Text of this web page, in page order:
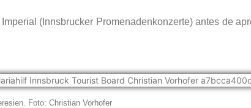
(Innsbrucker Promenadenkonzerte) antes de
Foto: Christian Vorhofer